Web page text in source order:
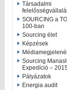
Társadalmi
SOURCING a
100-ban
Sourcing élet
Képzések
Sourcing
Expedíció –
Pályázatok
Energia audit